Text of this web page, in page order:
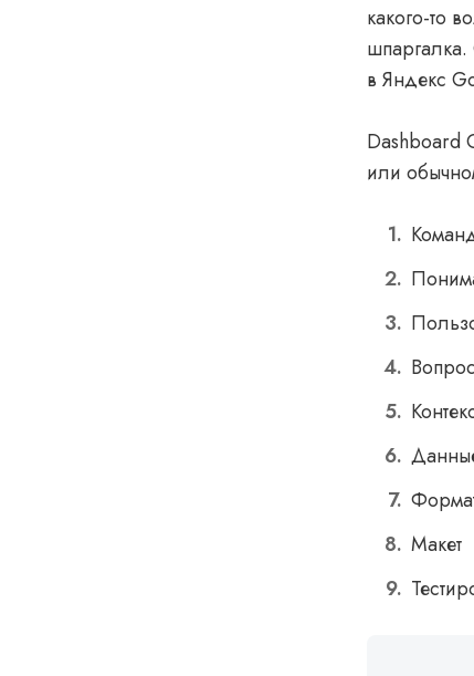
какого-то
в Яндекс
Dashboard
или
Макет